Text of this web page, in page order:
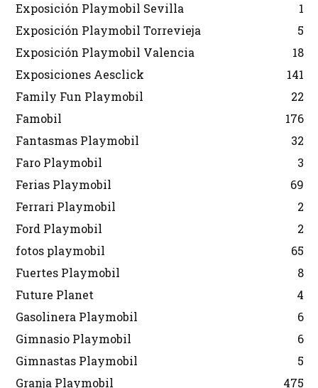
Exposición Playmobil Sevilla
1
Exposición Playmobil Torrevieja
5
Exposición Playmobil Valencia
18
Exposiciones Aesclick
141
Family Fun Playmobil
22
Famobil
176
Fantasmas Playmobil
32
Faro Playmobil
3
Ferias Playmobil
69
Ferrari Playmobil
2
Ford Playmobil
2
fotos playmobil
65
Fuertes Playmobil
8
Future Planet
4
Gasolinera Playmobil
6
Gimnasio Playmobil
6
Gimnastas Playmobil
5
Granja Playmobil
475